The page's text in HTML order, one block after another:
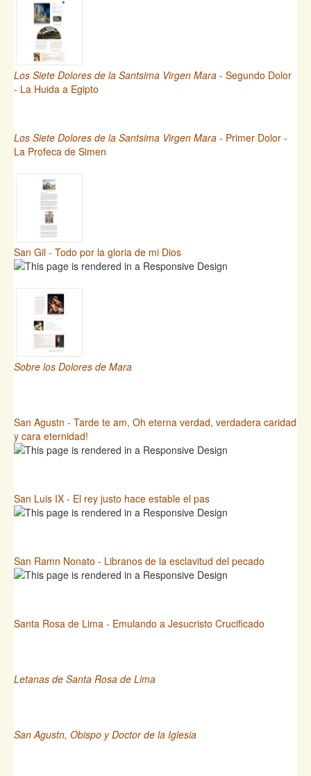
Los Siete Dolores de la Santsima Virgen Mara - Segundo Dolor
- La Huida a Egipto
Los Siete Dolores de la Santsima Virgen Mara - Primer Dolor -
La Profeca de Simen
San Gil - Todo por la gloria de mi Dios
Sobre los Dolores de Mara
San Agustn - Tarde te am, Oh eterna verdad, verdadera caridad
y cara eternidad!
San Luis IX - El rey justo hace estable el pas
San Ramn Nonato - Libranos de la esclavitud del pecado
Santa Rosa de Lima - Emulando a Jesucristo Crucificado
Letanas de Santa Rosa de Lima
San Agustn, Obispo y Doctor de la Iglesia